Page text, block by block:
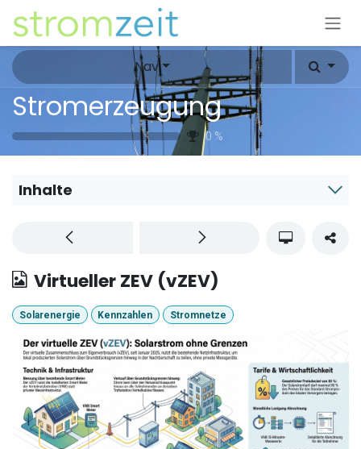
Zum Inhalt springen
Nav
Stromerzeugung
0 %
Inhalte
Virtueller ZEV (vZEV)
Solarenergie Kennzahlen Stromnetze